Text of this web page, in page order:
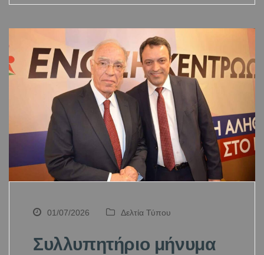
01/07/2026 Δελτία Τύπου
Συλλυπητήριο μήνυμα